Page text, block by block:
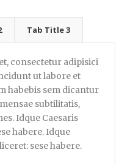
Tab Title 3
consectetur adipisici
ut labore et
habebis sem dicantur
subtilitatis,
Idque Caesaris
habere. Idque
sese habere.